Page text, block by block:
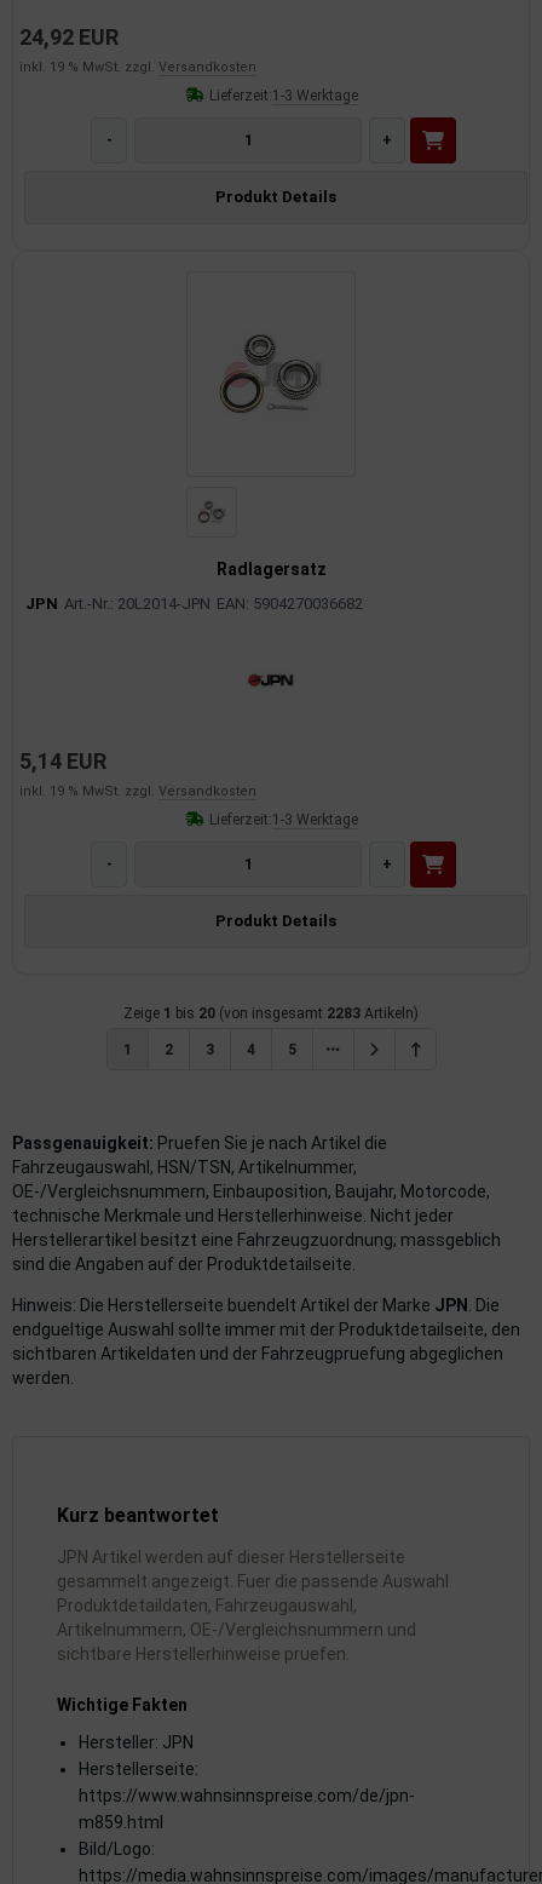
24,92 EUR
inkl. 19 % MwSt. zzgl. Versandkosten
Lieferzeit:1-3 Werktage
- +
Produkt Details
Radlagersatz
JPN Art.-Nr.: 20L2014-JPN EAN: 5904270036682
5,14 EUR
inkl. 19 % MwSt. zzgl. Versandkosten
Lieferzeit:1-3 Werktage
- +
Produkt Details
Zeige 1 bis 20 (von insgesamt 2283 Artikeln)
1 2 3 4 5
Passgenauigkeit: Pruefen Sie je nach Artikel die
Fahrzeugauswahl, HSN/TSN, Artikelnummer,
OE-/Vergleichsnummern, Einbauposition, Baujahr, Motorcode,
technische Merkmale und Herstellerhinweise. Nicht jeder
Herstellerartikel besitzt eine Fahrzeugzuordnung; massgeblich
sind die Angaben auf der Produktdetailseite.
Hinweis: Die Herstellerseite buendelt Artikel der Marke JPN
. Die
endgueltige Auswahl sollte immer mit der Produktdetailseite, den
sichtbaren Artikeldaten und der Fahrzeugpruefung abgeglichen
werden.
Kurz beantwortet
JPN Artikel werden auf dieser Herstellerseite
gesammelt angezeigt. Fuer die passende Auswahl
Produktdetaildaten, Fahrzeugauswahl,
Artikelnummern, OE-/Vergleichsnummern und
sichtbare Herstellerhinweise pruefen.
Wichtige Fakten
Hersteller: JPN
Herstellerseite:
https://www.wahnsinnspreise.com/de/jpn-
m859.html
Bild/Logo:
https://media.wahnsinnspreise.com/images/